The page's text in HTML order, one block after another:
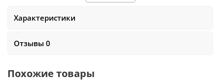
Механизм 100% защиты от проворота колбы
150000 циклов заправки
Характеристики
Отзывы 0
Похожие товары